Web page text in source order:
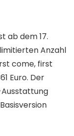
ab dem 17.
Anzahl
come, first
Euro. Der